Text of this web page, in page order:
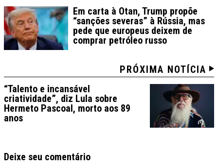
Em carta à Otan, Trump propõe
“sanções severas” à Rússia, mas
pede que europeus deixem de
comprar petróleo russo
PRÓXIMA NOTÍCIA
“Talento e incansável
criatividade”, diz Lula sobre
Hermeto Pascoal, morto aos 89
anos
Deixe seu comentário